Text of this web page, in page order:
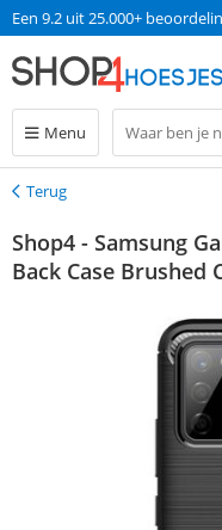
Een 9.2 uit 25.000+
Menu
Terug
Terug
Shop4 - Samsung
Back Case Brushed